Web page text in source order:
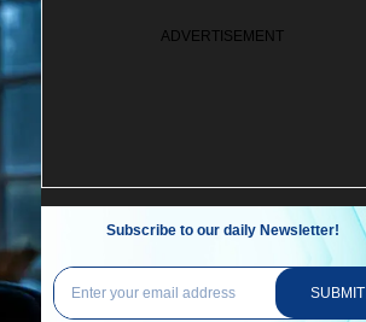
Subscribe to our daily Newsletter!
SUBMIT